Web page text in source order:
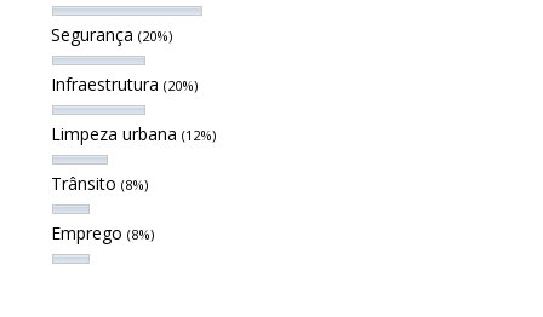
Segurança (20%)
Infraestrutura (20%)
Limpeza urbana (12%)
Trânsito (8%)
Emprego (8%)